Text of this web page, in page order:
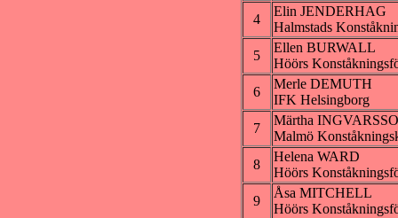
4
Elin JENDERHAG
Halmstads
5
Ellen BURWALL
Höörs
6
Merle DEMUTH
IFK Helsingborg
7
Märtha
Malmö
8
Helena WARD
Höörs
9
Åsa MITCHELL
Höörs